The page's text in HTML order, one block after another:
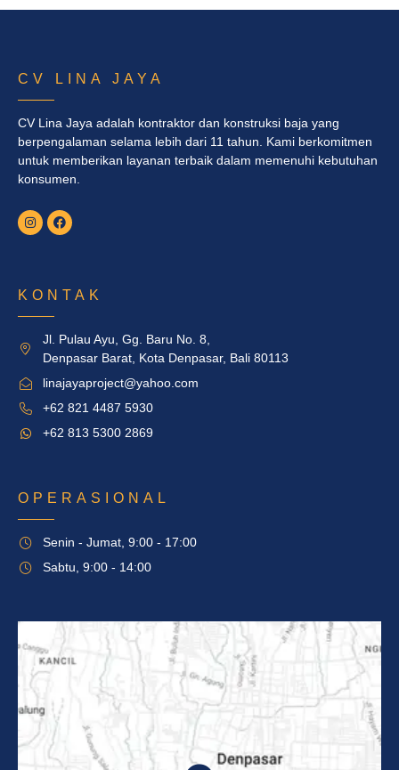
CV LINA JAYA
CV Lina Jaya adalah kontraktor dan konstruksi baja yang
berpengalaman selama lebih dari 11 tahun. Kami berkomitmen
untuk memberikan layanan terbaik dalam memenuhi kebutuhan
konsumen.
KONTAK
Jl. Pulau Ayu, Gg. Baru No. 8,
Denpasar Barat, Kota Denpasar, Bali 80113
linajayaproject@yahoo.com
+62 821 4487 5930
+62 813 5300 2869
OPERASIONAL
Senin - Jumat, 9:00 - 17:00
Sabtu, 9:00 - 14:00